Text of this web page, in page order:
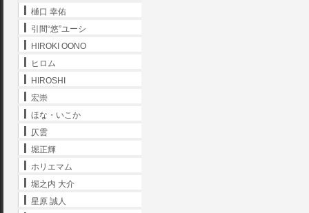
樋口 幸佑
引間“悠”ユーシ
HIROKI OONO
ヒロム
HIROSHI
宏崇
ほな・いこか
仄雲
堀正輝
ホリエマム
堀之内 大介
星原 誠人